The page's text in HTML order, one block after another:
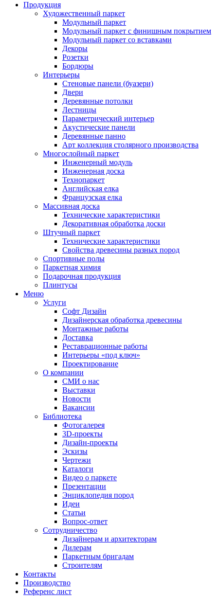
Продукция
Художественный паркет
Модульный паркет
Модульный паркет с финишным покрытием
Модульный паркет со вставками
Декоры
Розетки
Бордюры
Интерьеры
Стеновые панели (буазери)
Двери
Деревянные потолки
Лестницы
Параметрический интерьер
Акустические панели
Деревянные панно
Арт коллекция столярного производства
Многослойный паркет
Инженерный модуль
Инженерная доска
Технопаркет
Английская елка
Французская елка
Массивная доска
Технические характеристики
Декоративная обработка доски
Штучный паркет
Технические характеристики
Свойства древесины разных пород
Спортивные полы
Паркетная химия
Подарочная продукция
Плинтусы
Меню
Услуги
Софт Дизайн
Дизайнерская обработка древесины
Монтажные работы
Доставка
Реставрационные работы
Интерьеры «под ключ»
Проектирование
О компании
СМИ о нас
Выставки
Новости
Вакансии
Библиотека
Фотогалерея
3D-проекты
Дизайн-проекты
Эскизы
Чертежи
Каталоги
Видео о паркете
Презентации
Энциклопедия пород
Идеи
Статьи
Вопрос-ответ
Сотрудничество
Дизайнерам и архитекторам
Дилерам
Паркетным бригадам
Строителям
Контакты
Производство
Референс лист